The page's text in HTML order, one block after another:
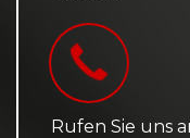
Rufen Sie uns